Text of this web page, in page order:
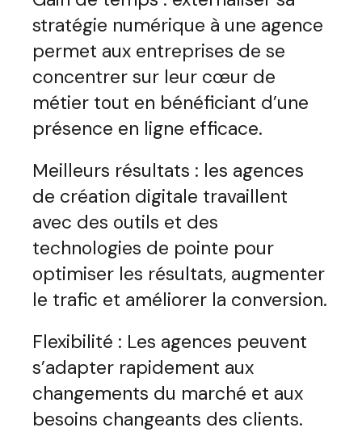
stratégie numérique à une agence
permet aux entreprises de se
concentrer sur leur cœur de
métier tout en bénéficiant d’une
présence en ligne efficace.
Meilleurs résultats : les agences
de création digitale travaillent
avec des outils et des
technologies de pointe pour
optimiser les résultats, augmenter
le trafic et améliorer la conversion.
Flexibilité : Les agences peuvent
s’adapter rapidement aux
changements du marché et aux
besoins changeants des clients.